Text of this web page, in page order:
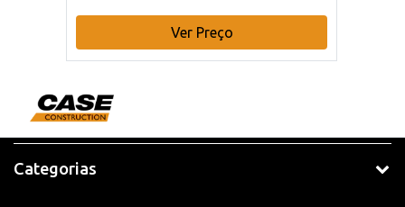
Ver Preço
Categorias